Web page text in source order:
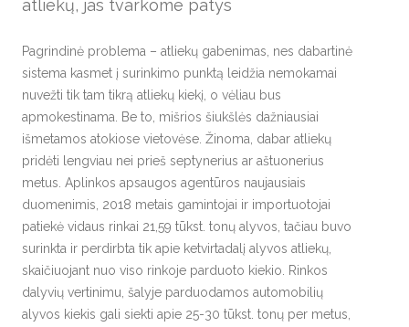
atliekų, jas tvarkome patys
Pagrindinė problema – atliekų gabenimas, nes dabartinė
sistema kasmet į surinkimo punktą leidžia nemokamai
nuvežti tik tam tikrą atliekų kiekį, o vėliau bus
apmokestinama. Be to, mišrios šiukšlės dažniausiai
išmetamos atokiose vietovėse. Žinoma, dabar atliekų
pridėti lengviau nei prieš septynerius ar aštuonerius
metus. Aplinkos apsaugos agentūros naujausiais
duomenimis, 2018 metais gamintojai ir importuotojai
patiekė vidaus rinkai 21,59 tūkst. tonų alyvos, tačiau buvo
surinkta ir perdirbta tik apie ketvirtadalį alyvos atliekų,
skaičiuojant nuo viso rinkoje parduoto kiekio. Rinkos
dalyvių vertinimu, šalyje parduodamos automobilių
alyvos kiekis gali siekti apie 25-30 tūkst. tonų per metus,